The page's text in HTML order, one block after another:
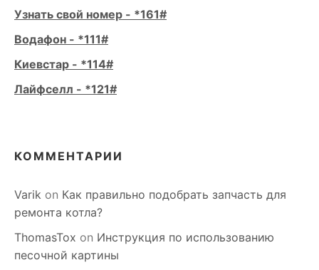
Узнать свой номер - *161#
Водафон - *111#
Киевстар - *114#
Лайфселл - *121#
КОММЕНТАРИИ
Varik on Как правильно подобрать запчасть для
ремонта котла?
ThomasTox on Инструкция по использованию
песочной картины